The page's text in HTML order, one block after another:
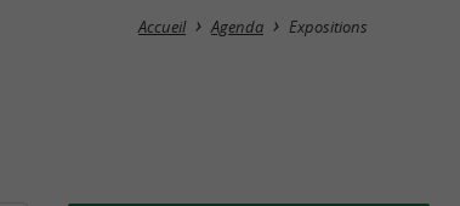
Masquer la carte
Accueil Agenda Expositions